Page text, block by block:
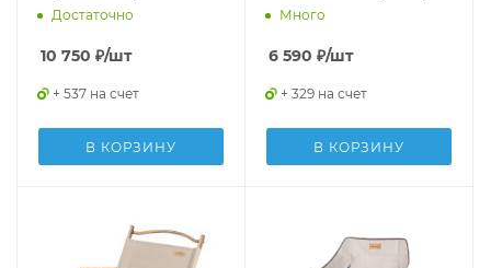
6927595775363
Достаточно
10 750 ₽/шт
+ 537 на счет
В КОРЗИНУ
6927595760789
Много
6 590 ₽/шт
+ 329 на счет
В КОРЗИНУ